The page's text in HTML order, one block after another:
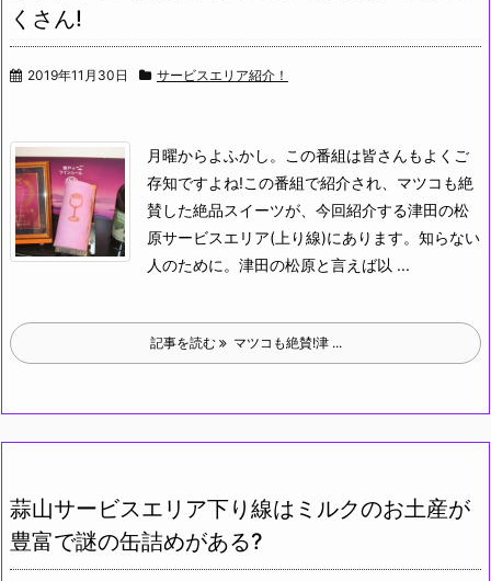
くさん!
2019年11月30日 サービスエリア紹介！
月曜からよふかし。この番組は皆さんもよくご
存知ですよね!この番組で紹介され、マツコも絶
賛した絶品スイーツが、今回紹介する津田の松
原サービスエリア(上り線)にあります。 知らない
人のために。津田の松原と言えば以 ...
記事を読む マツコも絶賛!津 ...
蒜山サービスエリア下り線はミルクのお土産が
豊富で謎の缶詰めがある?